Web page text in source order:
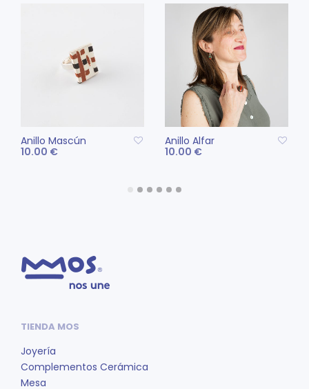
pueden
producto
Anillo Mascún
10.00 €
Anillo Alfar
10.00 €
TIENDA MOS
Joyería
Complementos Cerámica
Mesa